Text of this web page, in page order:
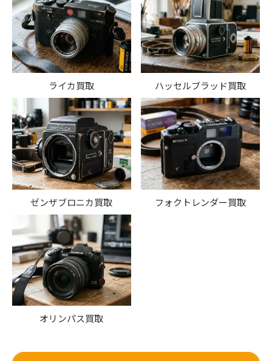
ライカ買取 ハッセルブラッド買取
ゼンザブロニカ買取 フォクトレンダー買取
オリンパス買取